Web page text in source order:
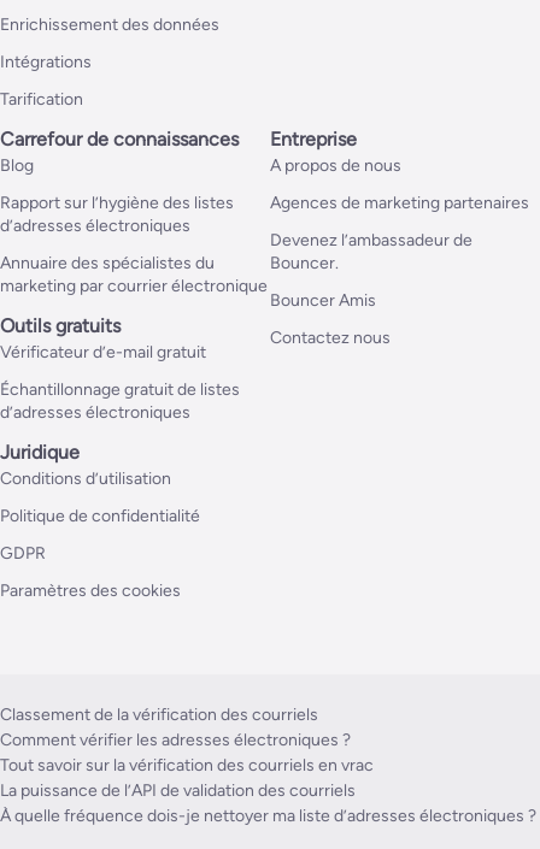
Enrichissement des données
Intégrations
Tarification
Carrefour de connaissances
Blog
Rapport sur l’hygiène des listes
d’adresses électroniques
Annuaire des spécialistes du
marketing par courrier électronique
Outils gratuits
Vérificateur d’e-mail gratuit
Échantillonnage gratuit de listes
d’adresses électroniques
Entreprise
A propos de nous
Agences de marketing partenaires
Devenez l’ambassadeur de
Bouncer.
Bouncer Amis
Contactez nous
Juridique
Conditions d’utilisation
Politique de confidentialité
GDPR
Paramètres des cookies
Classement de la vérification des courriels
Comment vérifier les adresses électroniques ?
Tout savoir sur la vérification des courriels en vrac
La puissance de l’API de validation des courriels
À quelle fréquence dois-je nettoyer ma liste d’adresses électroniques ?